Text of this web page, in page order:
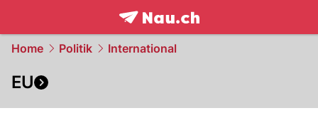
frontpage.NAU.ch
Home Politik International
EU